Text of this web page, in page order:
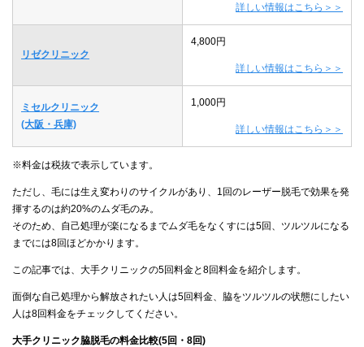
詳しい情報はこちら＞＞
リゼクリニック
4,800円
詳しい情報はこちら＞＞
ミセルクリニック
(大阪・兵庫)
1,000円
詳しい情報はこちら＞＞
※料金は税抜で表示しています。
ただし、毛には生え変わりのサイクルがあり、1回のレーザー脱毛で効果を発
揮するのは約20%のムダ毛のみ。
そのため、自己処理が楽になるまでムダ毛をなくすには5回、ツルツルになる
までには8回ほどかかります。
この記事では、大手クリニックの5回料金と8回料金を紹介します。
面倒な自己処理から解放されたい人は5回料金、脇をツルツルの状態にしたい
人は8回料金をチェックしてください。
大手クリニック脇脱毛の料金比較(5回・8回)